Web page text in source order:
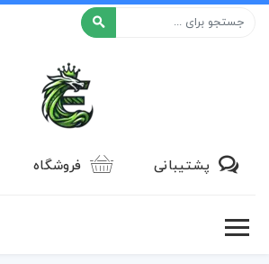
پشتیبانی فروشگاه